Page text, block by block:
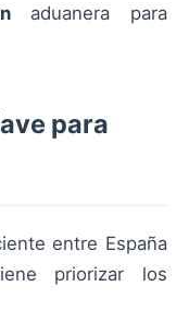
aduanera para
para
entre España
priorizar los